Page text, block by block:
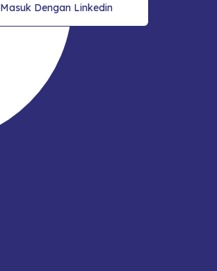
Masuk Dengan Linkedin